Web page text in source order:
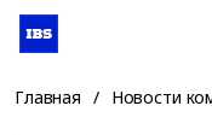
Главная / Новости